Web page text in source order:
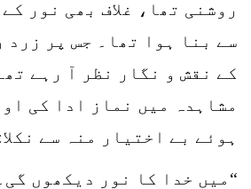
روشنی تھا، غلاف بھی نور
سے بنا ہوا تھا۔ جس پر زرد
کے نقش و نگار نظر آ رہے
مشاہدہ میں نماز ادا کی
ہوئے بے اختیار منہ سے
“میں خدا کا نور دیکھوں